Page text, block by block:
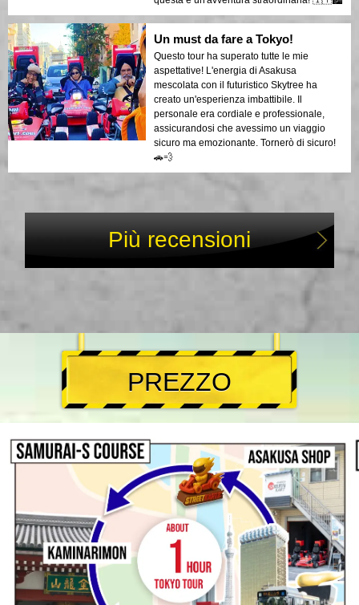
Un must da fare a Tokyo!
Questo tour ha superato tutte le mie
aspettative! L'energia di Asakusa
mescolata con il futuristico Skytree ha
creato un'esperienza imbattibile. Il
personale era cordiale e professionale,
assicurandosi che avessimo un viaggio
sicuro ma emozionante. Tornerò di sicuro!
🚗💨
Più recensioni
PREZZO